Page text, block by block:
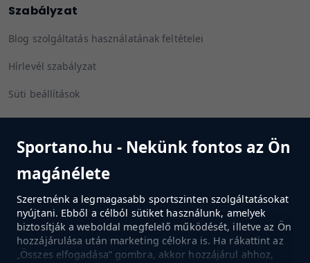
Sportano.hu - Nekünk fontos az Ön
magánélete
Szeretnénk a legmagasabb sportszinten szolgáltatásokat
nyújtani. Ebből a célból sütiket használunk, amelyek
biztosítják a weboldal megfelelő működését, illetve az Ön
hozzájárulása után marketing célokra is. Ha rákattint az
„Összes elfogadása” gombra, akkor hozzájárul ahhoz,
Szabályzat
Blog szolgáltatás használatának feltételei
Hírlevél szabályzat
Süti beállítások
Kövess minket
MENJ A BOLTBA